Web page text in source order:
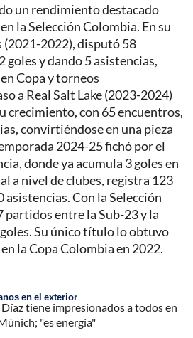
un rendimiento destacado
la Selección Colombia. En su
2022), disputó 58
goles y dando 5 asistencias,
Copa y torneos
a Real Salt Lake (2023-2024)
crecimiento, con 65 encuentros,
convirtiéndose en una pieza
2024-25 fichó por el
donde ya acumula 3 goles en
a nivel de clubes, registra 123
asistencias. Con la Selección
partidos entre la Sub-23 y la
Su único título lo obtuvo
la Copa Colombia en 2022.
en el exterior
Díaz tiene impresionados a todos en
"es energía"